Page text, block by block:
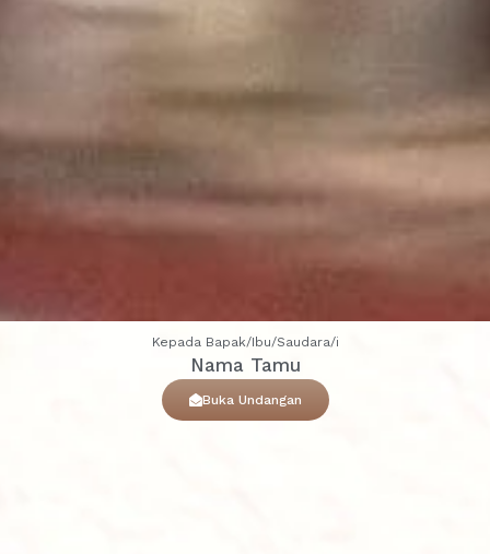
Kepada Bapak/Ibu/Saudara/i
Nama Tamu
Buka Undangan